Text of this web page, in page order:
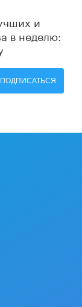
и
в неделю:
ПОДПИСАТЬСЯ